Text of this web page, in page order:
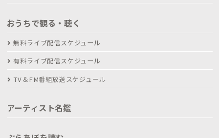
おうちで観る・聴く
無料ライブ配信スケジュール
有料ライブ配信スケジュール
TV＆FM番組放送スケジュール
アーティスト名鑑